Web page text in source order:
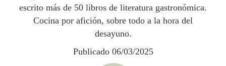
escrito más de 50 libros de literatura gastronómica.
Cocina por afición, sobre todo a la hora del
desayuno.
Publicado 06/03/2025